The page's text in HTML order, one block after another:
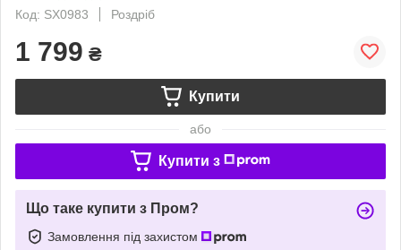
Код: SX0983
Роздріб
1 799 ₴
Купити
або
Купити з
Що таке купити з Пром?
Замовлення під захистом